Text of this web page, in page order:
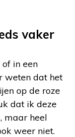
vaker
in een
weten dat het
op de roze
dat ik deze
maar heel
weer niet.